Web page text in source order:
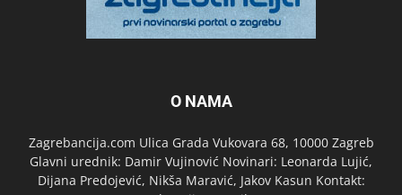
O NAMA
Zagrebancija.com Ulica Grada Vukovara 68, 10000 Zagreb
Glavni urednik: Damir Vujinović Novinari: Leonarda Lujić,
Dijana Predojević, Nikša Maravić, Jakov Kasun Kontakt: